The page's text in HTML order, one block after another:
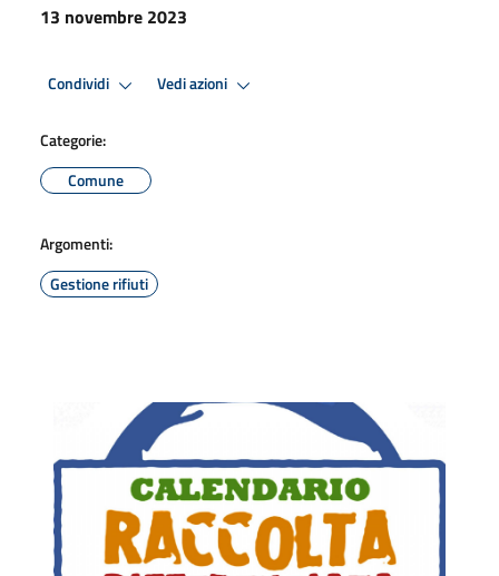
13 novembre 2023
Condividi Vedi azioni
Categorie:
Comune
Argomenti:
Gestione rifiuti